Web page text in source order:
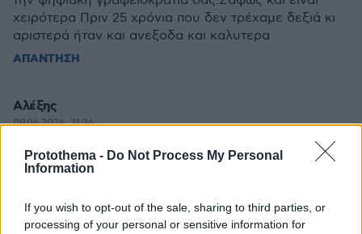
Protothema - Do Not Process My Personal
Information
If you wish to opt-out of the sale, sharing to third parties, or
processing of your personal or sensitive information for
χειρότερα Πριν 25 χρόνια που δεν τρέχαμε δεξιά κι
αριστερά ήταν και ανεξοδα και καλυτερα
ΑΠΑΝΤΗΣΗ
Αλέξης
09.06.2026, 21:36
Εκσυγχρονισμός και ψηφιοποίηση. Ο Μητσοτάκης
κάνει έργο και φυσικά αυτό αναγνωρίζεται από τον
ΑΠΑΝΤΗΣΗ